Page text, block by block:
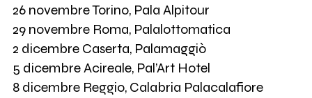
26 novembre Torino, Pala Alpitour
29 novembre Roma, Palalottomatica
2 dicembre Caserta, Palamaggiò
5 dicembre Acireale, Pal’Art Hotel
8 dicembre Reggio, Calabria Palacalafiore